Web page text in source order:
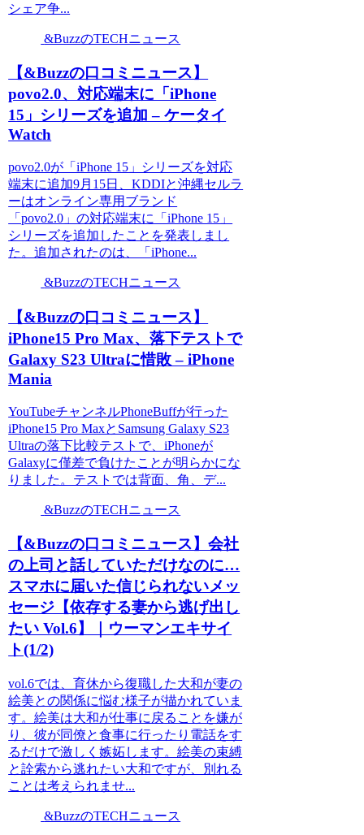
シェア争...
&BuzzのTECHニュース
【&Buzzの口コミニュース】
povo2.0、対応端末に「iPhone
15」シリーズを追加 – ケータイ
Watch
povo2.0が「iPhone 15」シリーズを対応
端末に追加9月15日、KDDIと沖縄セルラ
ーはオンライン専用ブランド
「povo2.0」の対応端末に「iPhone 15」
シリーズを追加したことを発表しまし
た。追加されたのは、「iPhone...
&BuzzのTECHニュース
【&Buzzの口コミニュース】
iPhone15 Pro Max、落下テストで
Galaxy S23 Ultraに惜敗 – iPhone
Mania
YouTubeチャンネルPhoneBuffが行った
iPhone15 Pro MaxとSamsung Galaxy S23
Ultraの落下比較テストで、iPhoneが
Galaxyに僅差で負けたことが明らかにな
りました。テストでは背面、角、デ...
&BuzzのTECHニュース
【&Buzzの口コミニュース】会社
の上司と話していただけなのに…
スマホに届いた信じられないメッ
セージ【依存する妻から逃げ出し
たい Vol.6】｜ウーマンエキサイ
ト(1/2)
vol.6では、育休から復職した大和が妻の
絵美との関係に悩む様子が描かれていま
す。絵美は大和が仕事に戻ることを嫌が
り、彼が同僚と食事に行ったり電話をす
るだけで激しく嫉妬します。絵美の束縛
と詮索から逃れたい大和ですが、別れる
ことは考えられませ...
&BuzzのTECHニュース